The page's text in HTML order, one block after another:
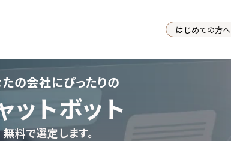
はじめての方へ
の会社にぴったりの
ットボット
無料で選定します。